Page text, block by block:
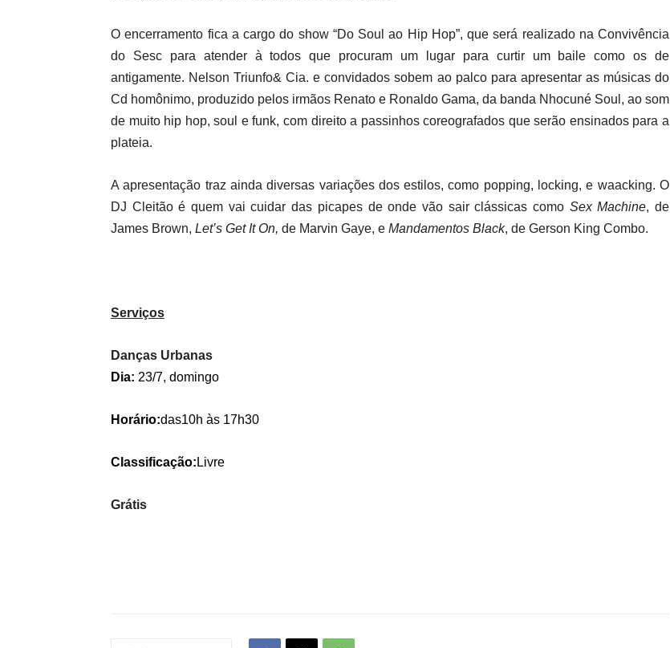
O encerramento fica a cargo do show “Do Soul ao Hip Hop”, que será realizado na Convivência
do Sesc para atender à todos que procuram um lugar para curtir um baile como os de
antigamente. Nelson Triunfo& Cia. e convidados sobem ao palco para apresentar as músicas do
Cd homônimo, produzido pelos irmãos Renato e Ronaldo Gama, da banda Nhocuné Soul, ao som
de muito hip hop, soul e funk, com direito a passinhos coreografados que serão ensinados para a
plateia.
A apresentação traz ainda diversas variações dos estilos, como popping, locking, e waacking. O
DJ Cleitão é quem vai cuidar das picapes de onde vão sair clássicas como Sex Machine, de
James Brown, Let’s Get It On, de Marvin Gaye, e Mandamentos Black, de Gerson King Combo.
Serviços
Danças Urbanas
Dia: 23/7, domingo
Horário:das10h às 17h30
Classificação: Livre
Grátis